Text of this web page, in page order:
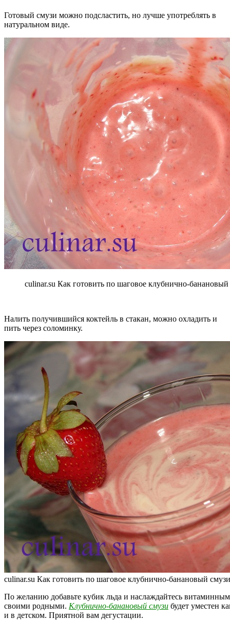
Готовый смузи можно подсластить, но лучше употреблять в
натуральном виде.
culinar.su Как готовить по шаговое клубнично-банановый
Налить получившийся коктейль в стакан, можно охладить и
пить через соломинку.
culinar.su Как готовить по шаговое клубнично-банановый смузи
По желанию добавьте кубик льда и наслаждайтесь
своими родными. Клубнично-банановый смузи будет уместен
и в детском. Приятной вам дегустации.